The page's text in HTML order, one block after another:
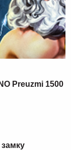
Preuzmi 1500